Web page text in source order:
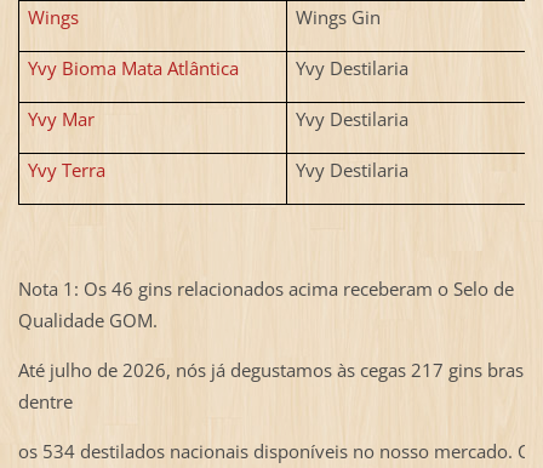
Wings Wings Gin
Yvy Bioma Mata Atlântica Yvy Destilaria
Yvy Mar Yvy Destilaria
Yvy Terra Yvy Destilaria
Nota 1: Os 46 gins relacionados acima receberam o Selo de
Qualidade GOM.
Até julho de 2026, nós já degustamos às cegas 217 gins
dentre
os 534 destilados nacionais disponíveis no nosso mercado.